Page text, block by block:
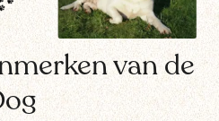
van de